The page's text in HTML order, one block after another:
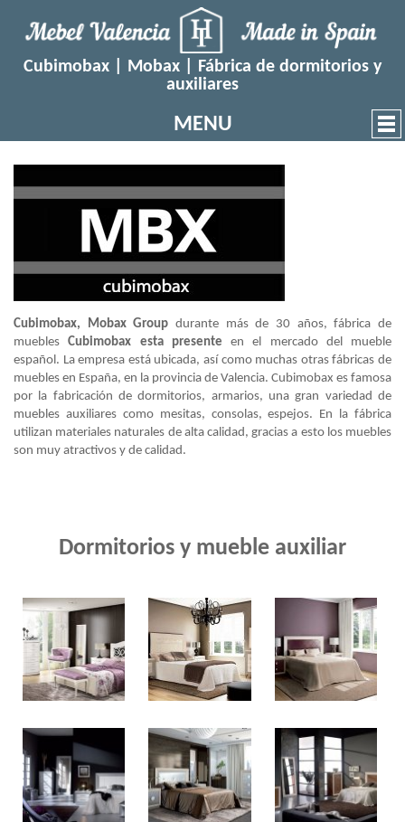
Cubimobax | Mobax | Fábrica de dormitorios y
auxiliares
MENU
Cubimobax, Mobax Group durante más de 30 años, fábrica de
mueblesCubimobax esta presente en el mercado del mueble
español. La empresa está ubicada, así como muchas otras fábricas de
muebles en España, en la provincia de Valencia. Cubimobax es famosa
por la fabricación de dormitorios, armarios, una gran variedad de
muebles auxiliares como mesitas, consolas, espejos. En la fábrica
utilizan materiales naturales de alta calidad, gracias a esto los muebles
son muy atractivos y de calidad.
Dormitorios y mueble auxiliar